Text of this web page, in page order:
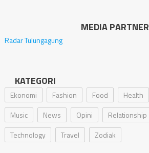
MEDIA PARTNER
Radar Tulungagung
KATEGORI
Ekonomi Fashion Food Health
Music
News Opini Relationship
Technology
Travel Zodiak